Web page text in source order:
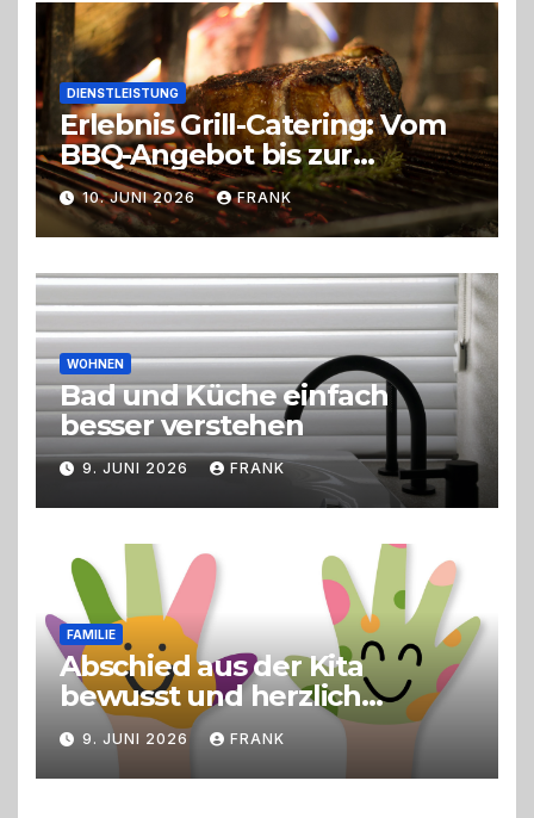
DIENSTLEISTUNG
Erlebnis Grill-Catering: Vom
BBQ-Angebot bis zur
perfekten Eventorganisation
Trend zu Outdoor-Events,
Erlebnisgastronomie und
Live-Cooking
10. JUNI 2026 FRANK
WOHNEN
Bad und Küche einfach
besser verstehen
9. JUNI 2026 FRANK
FAMILIE
Abschied aus der Kita
bewusst und herzlich
gestalten
9. JUNI 2026 FRANK